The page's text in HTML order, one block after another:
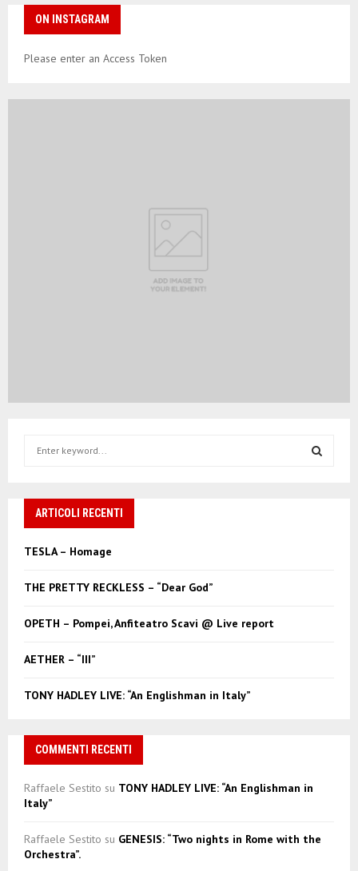
ON INSTAGRAM
Please enter an Access Token
h
o
ARTICOLI RECENTI
TESLA – Homage
THE PRETTY RECKLESS – “Dear God”
OPETH – Pompei, Anfiteatro Scavi @ Live report
AETHER – “III”
TONY HADLEY LIVE: “An Englishman in Italy”
COMMENTI RECENTI
Raffaele Sestito su TONY HADLEY LIVE: “An Englishman in
Italy”
Raffaele Sestito su GENESIS: “Two nights in Rome with the
Orchestra”.